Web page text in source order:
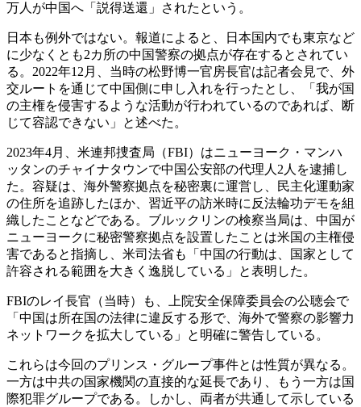
万人が中国へ「説得送還」されたという。
日本も例外ではない。報道によると、日本国内でも東京など
に少なくとも2カ所の中国警察の拠点が存在するとされてい
る。2022年12月、当時の松野博一官房長官は記者会見で、外
交ルートを通じて中国側に申し入れを行ったとし、「我が国
の主権を侵害するような活動が行われているのであれば、断
じて容認できない」と述べた。
2023年4月、米連邦捜査局（FBI）はニューヨーク・マンハ
ッタンのチャイナタウンで中国公安部の代理人2人を逮捕し
た。容疑は、海外警察拠点を秘密裏に運営し、民主化運動家
の住所を追跡したほか、習近平の訪米時に反法輪功デモを組
織したことなどである。ブルックリンの検察当局は、中国が
ニューヨークに秘密警察拠点を設置したことは米国の主権侵
害であると指摘し、米司法省も「中国の行動は、国家として
許容される範囲を大きく逸脱している」と表明した。
FBIのレイ長官（当時）も、上院安全保障委員会の公聴会で
「中国は所在国の法律に違反する形で、海外で警察の影響力
ネットワークを拡大している」と明確に警告している。
これらは今回のプリンス・グループ事件とは性質が異なる。
一方は中共の国家機関の直接的な延長であり、もう一方は国
際犯罪グループである。しかし、両者が共通して示している